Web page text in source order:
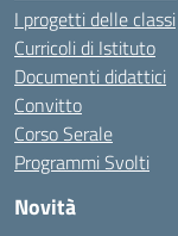
I progetti delle classi
Curricoli di Istituto
Documenti didattici
Convitto
Corso Serale
Programmi Svolti
Novità